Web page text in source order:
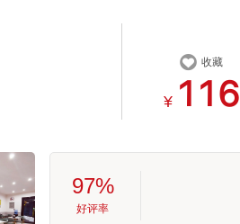
 收藏
¥   
97%
好评率